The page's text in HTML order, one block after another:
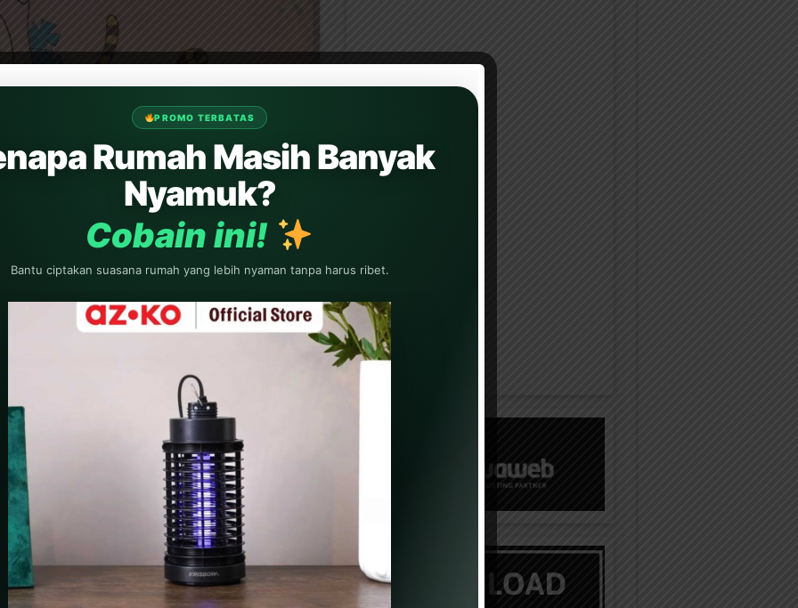
PROMO TERBATAS
Rumah Masih Banyak
Nyamuk?
Cobain ini!
Bantu ciptakan suasana rumah yang lebih nyaman tanpa harus ribet.